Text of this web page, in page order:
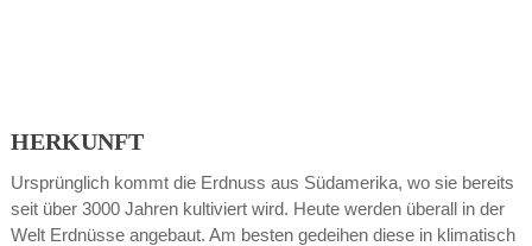
HERKUNFT
Ursprünglich kommt die Erdnuss aus Südamerika, wo sie bereits
seit über 3000 Jahren kultiviert wird. Heute werden überall in der
Welt Erdnüsse angebaut. Am besten gedeihen diese in klimatisch